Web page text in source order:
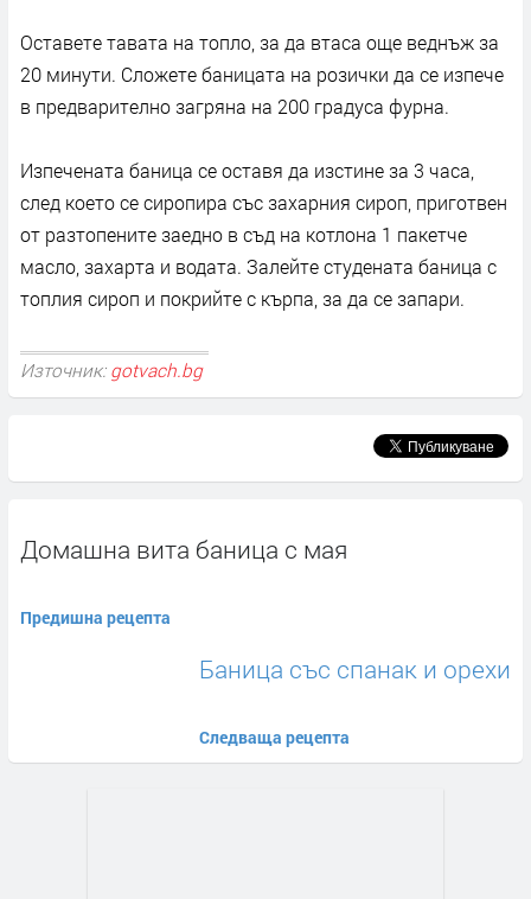
Оставете тавата на топло, за да втаса още веднъж за
20 минути. Сложете баницата на розички да се изпече
в предварително загряна на 200 градуса фурна.
Изпечената баница се оставя да изстине за 3 часа,
след което се сиропира със захарния сироп, приготвен
от разтопените заедно в съд на котлона 1 пакетче
масло, захарта и водата. Залейте студената баница с
топлия сироп и покрийте с кърпа, за да се запари.
Източник: gotvach.bg
Домашна вита баница с мая
Предишна рецепта
Баница със спанак и орехи
Следваща рецепта